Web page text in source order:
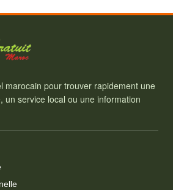
marocain pour trouver rapidement une
un service local ou une information